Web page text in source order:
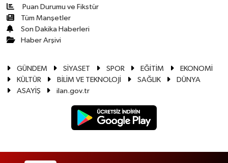
Puan Durumu ve Fikstür
Tüm Manşetler
Son Dakika Haberleri
Haber Arşivi
GÜNDEM SİYASET SPOR EĞİTİM
EKONOMİ
KÜLTÜR
BİLİM VE TEKNOLOJİ SAĞLIK
DÜNYA
ASAYİŞ
ilan.gov.tr